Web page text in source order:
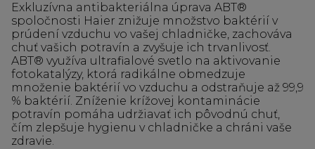
Exkluzívna antibakteriálna úprava ABT®
spoločnosti Haier znižuje množstvo baktérií v
prúdení vzduchu vo vašej chladničke, zachováva
chuť vašich potravín a zvyšuje ich trvanlivosť.
ABT® využíva ultrafialové svetlo na aktivovanie
fotokatalýzy, ktorá radikálne obmedzuje
množenie baktérií vo vzduchu a odstraňuje až 99,9
% baktérií. Zníženie krížovej kontaminácie
potravín pomáha udržiavať ich pôvodnú chuť,
čím zlepšuje hygienu v chladničke a chráni vaše
zdravie.